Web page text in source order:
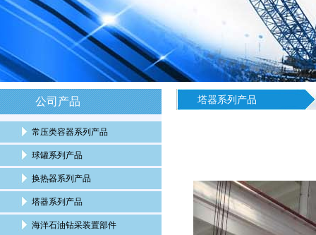
公司产品
常压类容器系列产品
球罐系列产品
换热器系列产品
塔器系列产品
海洋石油钻采装置部件
塔器系列产品